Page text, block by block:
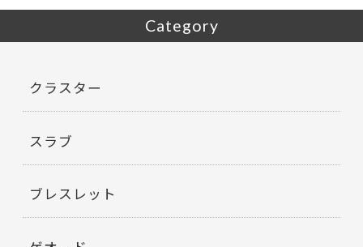
Category
クラスター
スラブ
ブレスレット